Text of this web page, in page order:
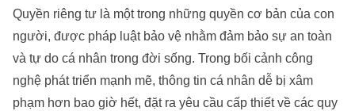
Quyền riêng tư là một trong những quyền cơ bản của con
người, được pháp luật bảo vệ nhằm đảm bảo sự an toàn
và tự do cá nhân trong đời sống. Trong bối cảnh công
nghệ phát triển mạnh mẽ, thông tin cá nhân dễ bị xâm
phạm hơn bao giờ hết, đặt ra yêu cầu cấp thiết về các quy